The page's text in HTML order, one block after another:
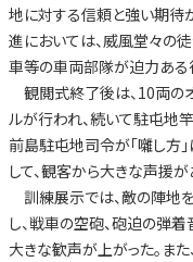
地に対する信頼と強い期待
進においては、威風堂々の
車等の車両部隊が迫力ある
観閲式終了後は、10両の
ルが行われ、続いて駐屯地
前島駐屯地司令が「囃し方
して、観客から大きな声援が
訓練展示では、敵の陣地
し、戦車の空砲、砲迫の弾
大きな歓声が上がった。また